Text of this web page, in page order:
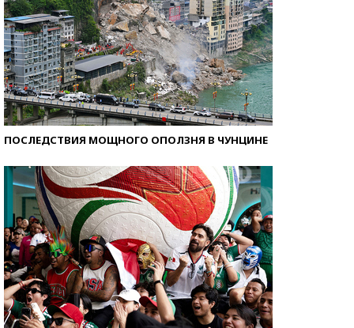
ПОСЛЕДСТВИЯ МОЩНОГО ОПОЛЗНЯ В ЧУНЦИНЕ